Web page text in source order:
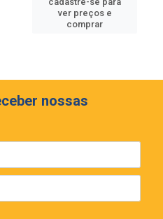
ver preços e
comprar
nossas